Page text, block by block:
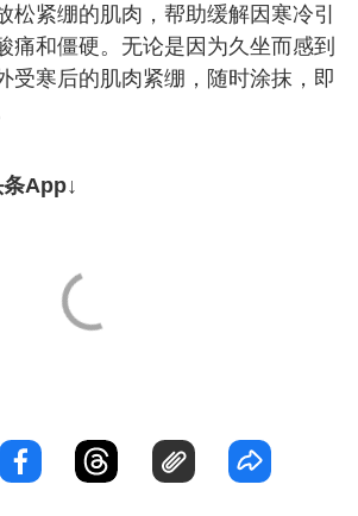
松紧绷的肌肉，帮助缓解因寒冷引
痛和僵硬。无论是因为久坐而感到
受寒后的肌肉紧绷，随时涂抹，即
App↓